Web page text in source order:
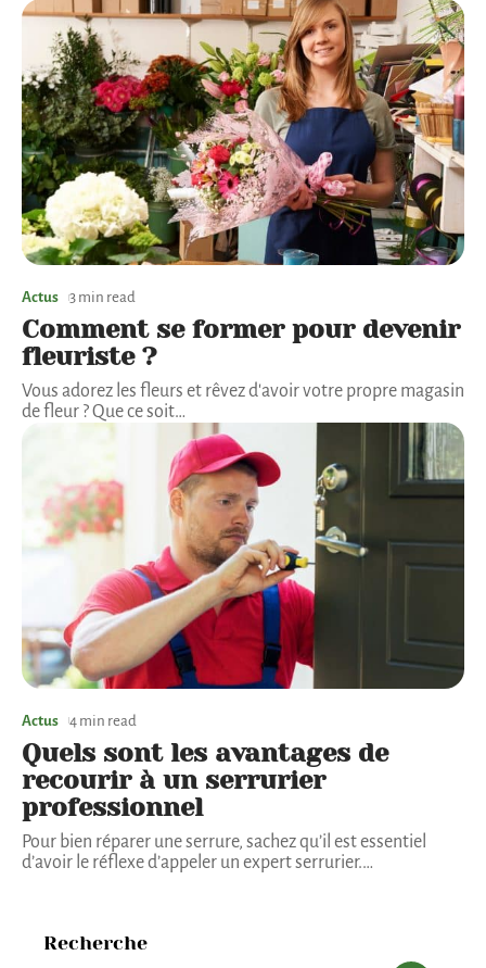
Actus 3 min read
Comment se former pour devenir
fleuriste ?
Vous adorez les fleurs et rêvez d'avoir votre propre magasin
de fleur ? Que ce soit…
Actus 4 min read
Quels sont les avantages de
recourir à un serrurier
professionnel
Pour bien réparer une serrure, sachez qu’il est essentiel
d’avoir le réflexe d’appeler un expert serrurier.…
Recherche